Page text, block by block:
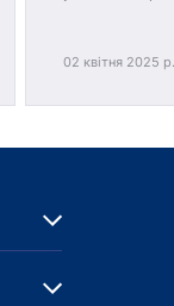
02 квітня 2025 р.